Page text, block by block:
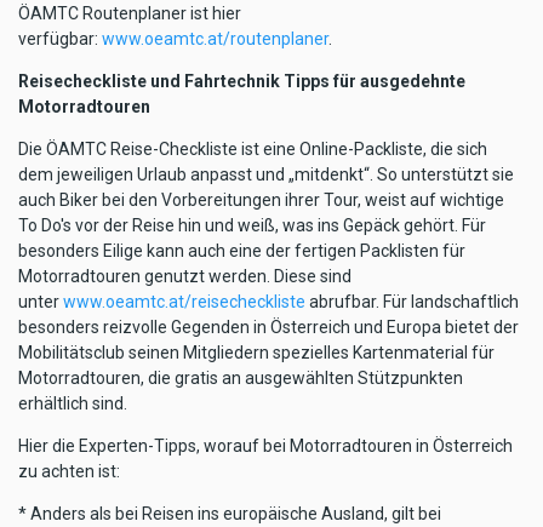
ÖAMTC Routenplaner ist hier
verfügbar: www.oeamtc.at/routenplaner.
Reisecheckliste und Fahrtechnik Tipps für ausgedehnte
Motorradtouren
Die ÖAMTC Reise-Checkliste ist eine Online-Packliste, die sich
dem jeweiligen Urlaub anpasst und „mitdenkt“. So unterstützt sie
auch Biker bei den Vorbereitungen ihrer Tour, weist auf wichtige
To Do's vor der Reise hin und weiß, was ins Gepäck gehört. Für
besonders Eilige kann auch eine der fertigen Packlisten für
Motorradtouren genutzt werden. Diese sind
unterwww.oeamtc.at/reisecheckliste abrufbar. Für landschaftlich
besonders reizvolle Gegenden in Österreich und Europa bietet der
Mobilitätsclub seinen Mitgliedern spezielles Kartenmaterial für
Motorradtouren, die gratis an ausgewählten Stützpunkten
erhältlich sind.
Hier die Experten-Tipps, worauf bei Motorradtouren in Österreich
zu achten ist:
* Anders als bei Reisen ins europäische Ausland, gilt bei